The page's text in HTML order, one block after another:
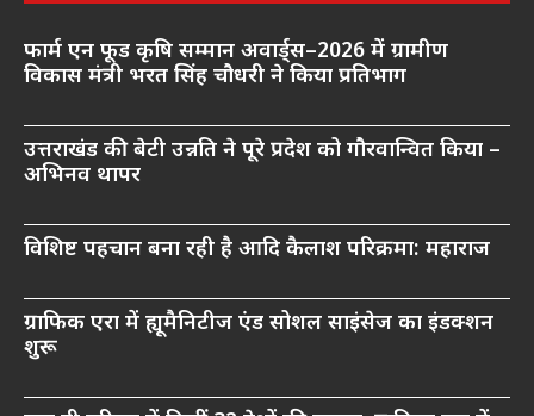
फार्म एन फूड कृषि सम्मान अवार्ड्स–2026 में ग्रामीण
विकास मंत्री भरत सिंह चौधरी ने किया प्रतिभाग
उत्तराखंड की बेटी उन्नति ने पूरे प्रदेश को गौरवान्वित किया –
अभिनव थापर
विशिष्ट पहचान बना रही है आदि कैलाश परिक्रमा: महाराज
ग्राफिक एरा में ह्यूमैनिटीज एंड सोशल साइंसेज का इंडक्शन
शुरू